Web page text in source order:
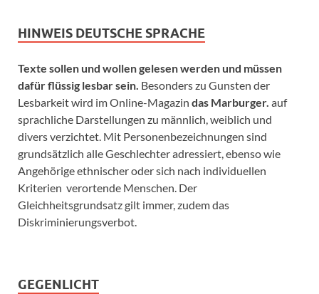
HINWEIS DEUTSCHE SPRACHE
Texte sollen und wollen gelesen werden und müssen
dafür flüssig lesbar sein. Besonders zu Gunsten der
Lesbarkeit wird im Online-Magazin das Marburger. auf
sprachliche Darstellungen zu männlich, weiblich und
divers verzichtet. Mit Personenbezeichnungen sind
grundsätzlich alle Geschlechter adressiert, ebenso wie
Angehörige ethnischer oder sich nach individuellen
Kriterien verortende Menschen. Der
Gleichheitsgrundsatz gilt immer, zudem das
Diskriminierungsverbot.
GEGENLICHT